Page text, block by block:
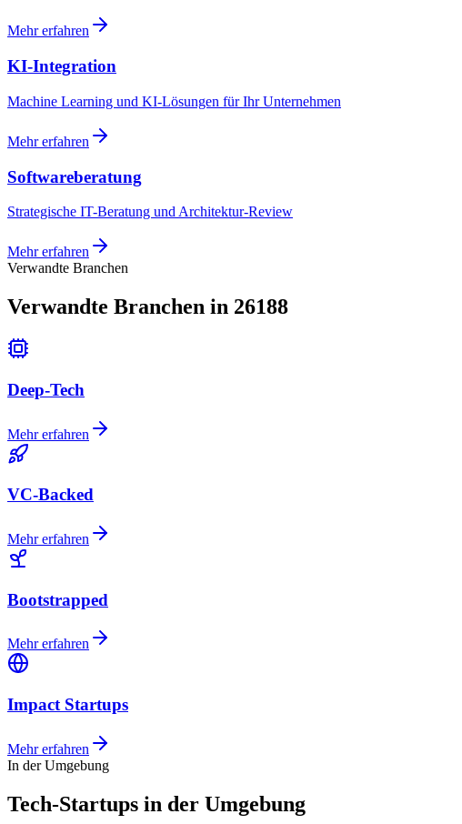
Mehr erfahren
KI-Integration
Machine Learning und KI-Lösungen für Ihr Unternehmen
Mehr erfahren
Softwareberatung
Strategische IT-Beratung und Architektur-Review
Mehr erfahren
Verwandte Branchen
Verwandte Branchen in 26188
Deep-Tech
Mehr erfahren
VC-Backed
Mehr erfahren
Bootstrapped
Mehr erfahren
Impact Startups
Mehr erfahren
In der Umgebung
Tech-Startups in der Umgebung